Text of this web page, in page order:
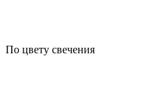
По цвету свечения